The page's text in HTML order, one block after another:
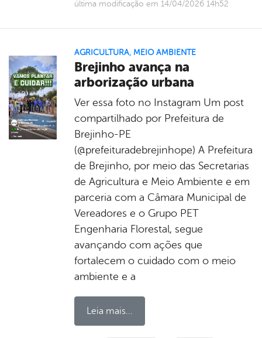
última modificação em 14/04/2026 14h52
AGRICULTURA, MEIO AMBIENTE
Brejinho avança na
arborização urbana
Ver essa foto no Instagram Um post
compartilhado por Prefeitura de
Brejinho-PE
(@prefeituradebrejinhope) A Prefeitura
de Brejinho, por meio das Secretarias
de Agricultura e Meio Ambiente e em
parceria com a Câmara Municipal de
Vereadores e o Grupo PET
Engenharia Florestal, segue
avançando com ações que
fortalecem o cuidado com o meio
ambiente e a
Leia mais...